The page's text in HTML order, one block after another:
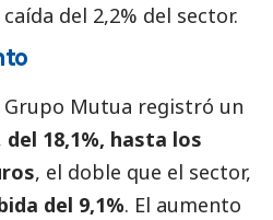
del 2,2% del sector.
Grupo Mutua registró un
del 18,1%, hasta los
, el doble que el sector,
del 9,1%. El aumento